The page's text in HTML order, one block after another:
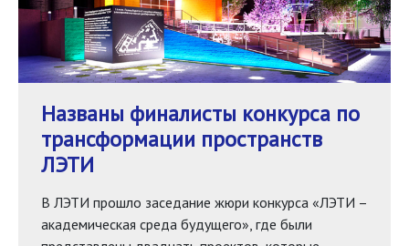
Названы финалисты конкурса по
трансформации пространств
ЛЭТИ
В ЛЭТИ прошло заседание жюри конкурса «ЛЭТИ –
академическая среда будущего», где были